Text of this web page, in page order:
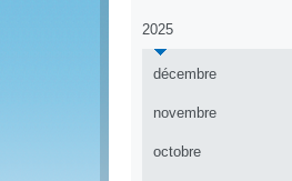
2025
décembre
novembre
octobre